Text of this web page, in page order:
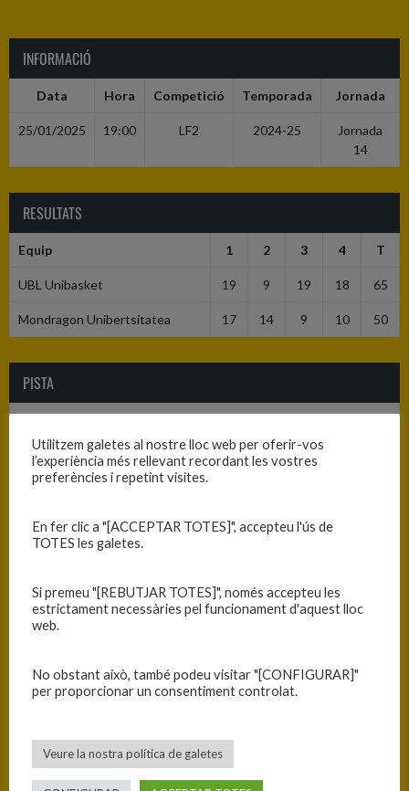
INFORMACIÓ
Data Hora Competició Temporada Jornada
25/01/2025 19:00 LF2 2024-25
Jornada
14
RESULTATS
Equip 1 2 3 4 T
UBL Unibasket 19 9 19 18 65
Mondragon Unibertsitatea 17 14 9 10 50
PISTA
Albia de Castro 5, 26003 Logroño, Espanya
Utilitzem galetes al nostre lloc web per oferir-vos
l’experiència més rellevant recordant les vostres
preferències i repetint visites.
En fer clic a "[ACCEPTAR TOTES]", accepteu l'ús de
TOTES les galetes.
Si premeu "[REBUTJAR TOTES]", només accepteu les
estrictament necessàries pel funcionament d'aquest lloc
web.
No obstant això, també podeu visitar "[CONFIGURAR]"
per proporcionar un consentiment controlat.
Veure la nostra política de galetes